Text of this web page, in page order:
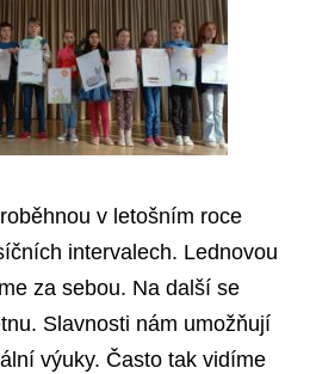
v letošním roce
intervalech. Lednovou
za sebou. Na další se
Slavnosti nám umožňují
výuky. Často tak vidíme